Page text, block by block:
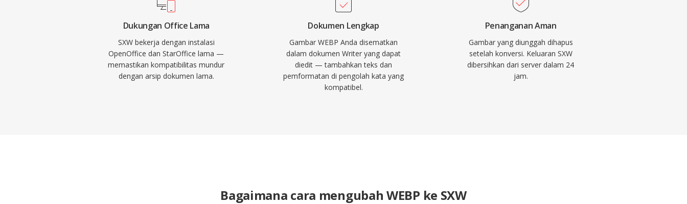
Dukungan Office Lama
SXW bekerja dengan instalasi
OpenOffice dan StarOffice lama —
memastikan kompatibilitas mundur
dengan arsip dokumen lama.
Dokumen Lengkap
Gambar WEBP Anda disematkan
dalam dokumen Writer yang dapat
diedit — tambahkan teks dan
pemformatan di pengolah kata yang
kompatibel.
Penanganan Aman
Gambar yang diunggah dihapus
setelah konversi. Keluaran SXW
dibersihkan dari server dalam 24
jam.
Bagaimana cara mengubah WEBP ke SXW